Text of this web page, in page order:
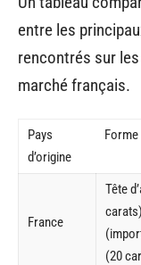
entre les
rencontrés sur
marché français.
Pays
d’origine
France
Tête
(20